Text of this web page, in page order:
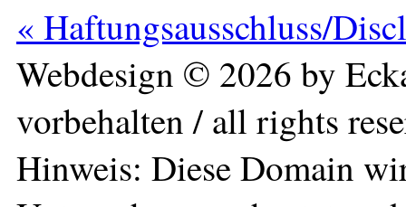
« Haftungsausschluss/
Webdesign © 2026 by
vorbehalten / all rights
Hinweis: Diese Domain